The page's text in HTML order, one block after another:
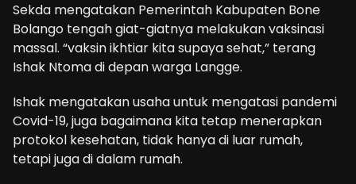
Sekda mengatakan Pemerintah Kabupaten Bone
Bolango tengah giat-giatnya melakukan vaksinasi
massal. “vaksin ikhtiar kita supaya sehat,” terang
Ishak Ntoma di depan warga Langge.
Ishak mengatakan usaha untuk mengatasi pandemi
Covid-19, juga bagaimana kita tetap menerapkan
protokol kesehatan, tidak hanya di luar rumah,
tetapi juga di dalam rumah.